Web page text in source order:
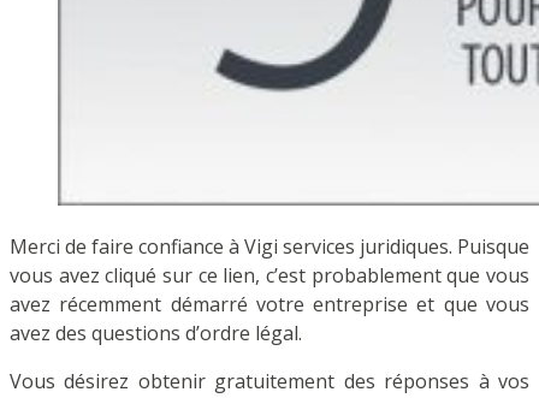
Merci de faire confiance à Vigi services juridiques. Puisque
vous avez cliqué sur ce lien, c’est probablement que vous
avez récemment démarré votre entreprise et que vous
avez des questions d’ordre légal.
Vous désirez obtenir gratuitement des réponses à vos